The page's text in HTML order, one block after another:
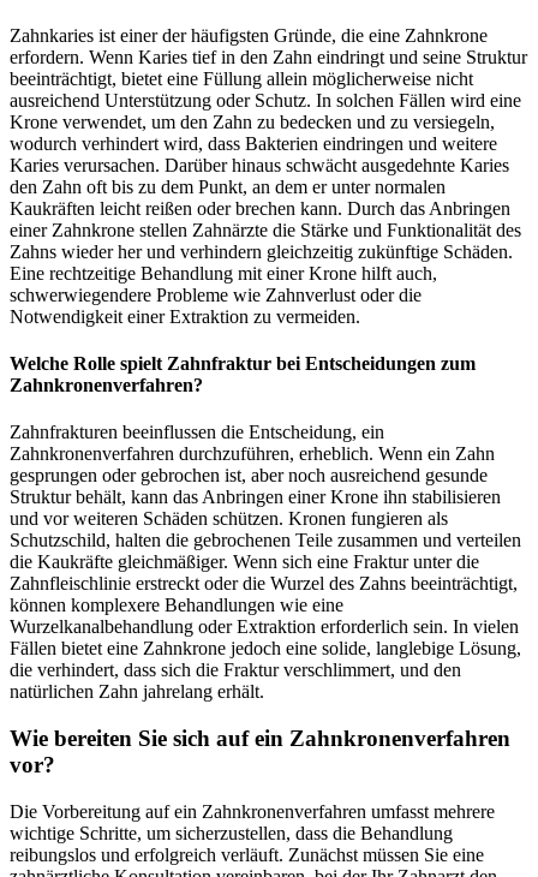
Zahnkaries ist einer der häufigsten Gründe, die eine Zahnkrone
erfordern. Wenn Karies tief in den Zahn eindringt und seine Struktur
beeinträchtigt, bietet eine Füllung allein möglicherweise nicht
ausreichend Unterstützung oder Schutz. In solchen Fällen wird eine
Krone verwendet, um den Zahn zu bedecken und zu versiegeln,
wodurch verhindert wird, dass Bakterien eindringen und weitere
Karies verursachen. Darüber hinaus schwächt ausgedehnte Karies
den Zahn oft bis zu dem Punkt, an dem er unter normalen
Kaukräften leicht reißen oder brechen kann. Durch das Anbringen
einer Zahnkrone stellen Zahnärzte die Stärke und Funktionalität des
Zahns wieder her und verhindern gleichzeitig zukünftige Schäden.
Eine rechtzeitige Behandlung mit einer Krone hilft auch,
schwerwiegendere Probleme wie Zahnverlust oder die
Notwendigkeit einer Extraktion zu vermeiden.
Welche Rolle spielt Zahnfraktur bei Entscheidungen zum
Zahnkronenverfahren?
Zahnfrakturen beeinflussen die Entscheidung, ein
Zahnkronenverfahren durchzuführen, erheblich. Wenn ein Zahn
gesprungen oder gebrochen ist, aber noch ausreichend gesunde
Struktur behält, kann das Anbringen einer Krone ihn stabilisieren
und vor weiteren Schäden schützen. Kronen fungieren als
Schutzschild, halten die gebrochenen Teile zusammen und verteilen
die Kaukräfte gleichmäßiger. Wenn sich eine Fraktur unter die
Zahnfleischlinie erstreckt oder die Wurzel des Zahns beeinträchtigt,
können komplexere Behandlungen wie eine
Wurzelkanalbehandlung oder Extraktion erforderlich sein. In vielen
Fällen bietet eine Zahnkrone jedoch eine solide, langlebige Lösung,
die verhindert, dass sich die Fraktur verschlimmert, und den
natürlichen Zahn jahrelang erhält.
Wie bereiten Sie sich auf ein Zahnkronenverfahren
vor?
Die Vorbereitung auf ein Zahnkronenverfahren umfasst mehrere
wichtige Schritte, um sicherzustellen, dass die Behandlung
reibungslos und erfolgreich verläuft. Zunächst müssen Sie eine